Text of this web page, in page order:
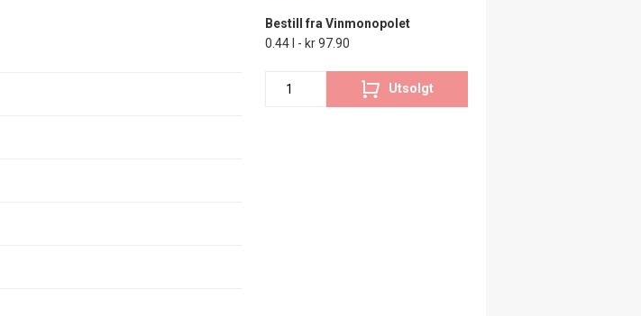
Bestill fra Vinmonopolet
0.44 l - kr 97.90
Utsolgt